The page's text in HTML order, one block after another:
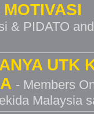
& PIDATO
UTK
- Members
Malaysia